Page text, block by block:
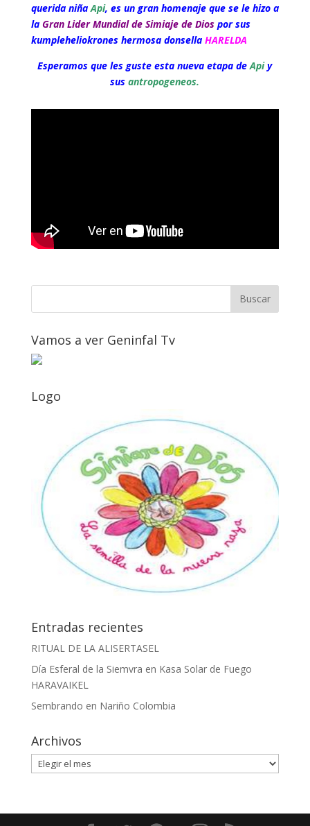
querida niña Api, es un gran homenaje que se le hizo a
la Gran Lider Mundial de Simiaje de Diospor sus
kumpleheliokrones hermosa donsella HARELDA
Esperamos que les guste esta nueva etapa de Apiy
susantropogeneos.
Vamos a ver Geninfal Tv
Logo
Entradas recientes
RITUAL DE LA ALISERTASEL
Día Esferal de la Siemvra en Kasa Solar de Fuego
HARAVAIKEL
Sembrando en Nariño Colombia
Archivos
Archivos